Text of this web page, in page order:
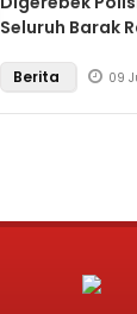
Seluruh Barak
Berita 09